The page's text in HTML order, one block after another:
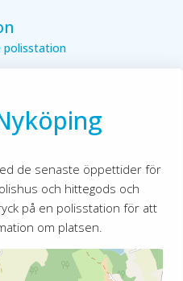
polisstation
de senaste öppettider för
och hittegods och
på en polisstation för att
om platsen.